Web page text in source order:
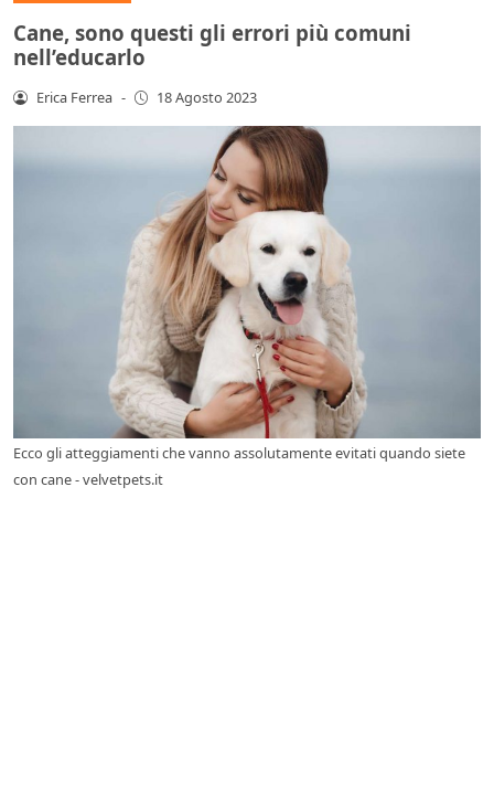
Cane, sono questi gli errori più comuni
nell’educarlo
Erica Ferrea - 18 Agosto 2023
Ecco gli atteggiamenti che vanno assolutamente evitati quando siete
con cane - velvetpets.it